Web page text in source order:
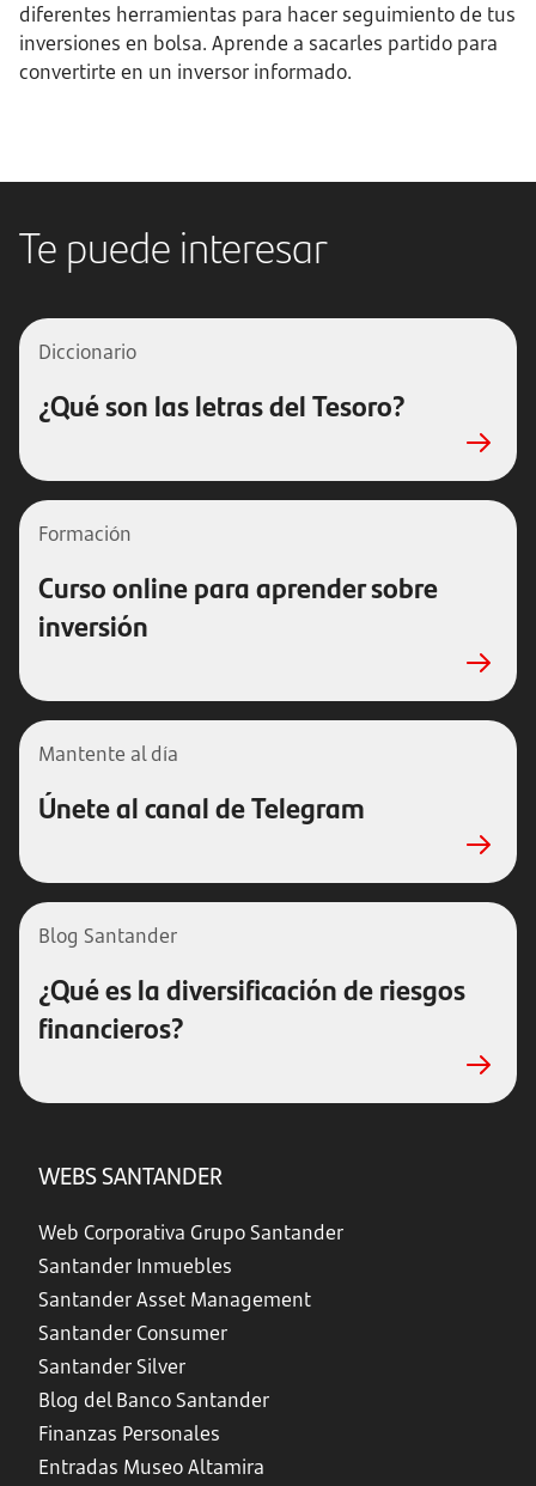
diferentes herramientas para hacer seguimiento de tus
inversiones en bolsa. Aprende a sacarles partido para
convertirte en un inversor informado.
Te puede interesar
Diccionario
¿Qué son las letras del Tesoro?
Formación
Curso online para aprender sobre
inversión
Mantente al día
Únete al canal de Telegram
Blog Santander
¿Qué es la diversificación de riesgos
financieros?
WEBS SANTANDER
Web Corporativa Grupo Santander
Santander Inmuebles
Santander Asset Management
Santander Consumer
Santander Silver
Blog del Banco Santander
Finanzas Personales
Entradas Museo Altamira